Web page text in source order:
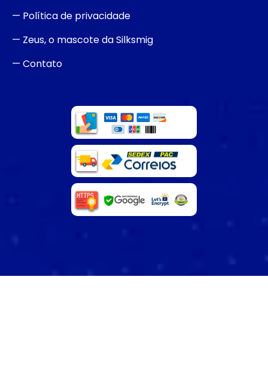
— Política de privacidade
— Zeus, o mascote da Silksmig
— Contato